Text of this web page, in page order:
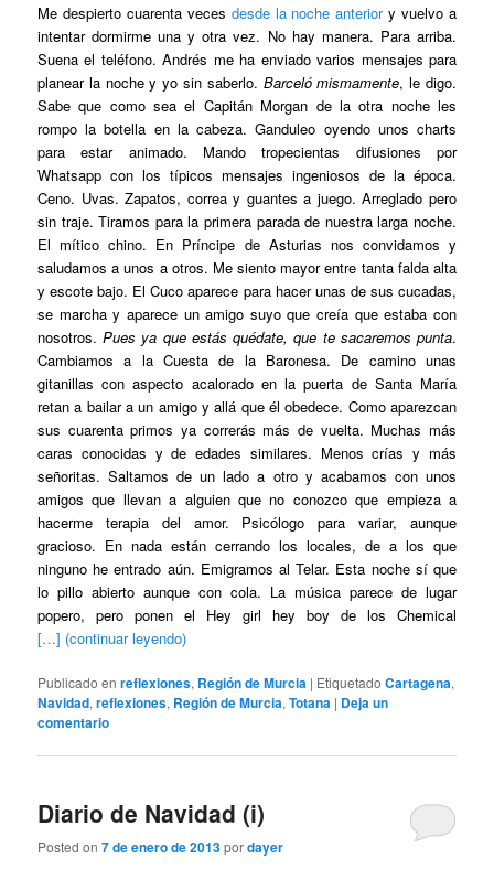
Me despierto cuarenta veces desde la noche anteriory vuelvo a
intentar dormirme una y otra vez. No hay manera. Para arriba.
Suena el teléfono. Andrés me ha enviado varios mensajes para
planear la noche y yo sin saberlo. Barceló mismamente, le digo.
Sabe que como sea el Capitán Morgan de la otra noche les
rompo la botella en la cabeza. Ganduleo oyendo unos charts
para estar animado. Mando tropecientas difusiones por
Whatsapp con los típicos mensajes ingeniosos de la época.
Ceno. Uvas. Zapatos, correa y guantes a juego. Arreglado pero
sin traje. Tiramos para la primera parada de nuestra larga noche.
El mítico chino. En Príncipe de Asturias nos convidamos y
saludamos a unos a otros. Me siento mayor entre tanta falda alta
y escote bajo. El Cuco aparece para hacer unas de sus cucadas,
se marcha y aparece un amigo suyo que creía que estaba con
nosotros.Pues ya que estás quédate, que te sacaremos punta.
Cambiamos a la Cuesta de la Baronesa. De camino unas
gitanillas con aspecto acalorado en la puerta de Santa María
retan a bailar a un amigo y allá que él obedece. Como aparezcan
sus cuarenta primos ya correrás más de vuelta. Muchas más
caras conocidas y de edades similares. Menos crías y más
señoritas. Saltamos de un lado a otro y acabamos con unos
amigos que llevan a alguien que no conozco que empieza a
hacerme terapia del amor. Psicólogo para variar, aunque
gracioso. En nada están cerrando los locales, de a los que
ninguno he entrado aún. Emigramos al Telar. Esta noche sí que
lo pillo abierto aunque con cola. La música parece de lugar
popero, pero ponen el Hey girl hey boy de los Chemical
[…] (continuar leyendo)
Publicado en reflexiones, Región de Murcia | Etiquetado Cartagena,
Navidad,reflexiones, Región de Murcia,Totana | Deja un
comentario
Diario de Navidad (i)
Posted on7 de enero de 2013pordayer